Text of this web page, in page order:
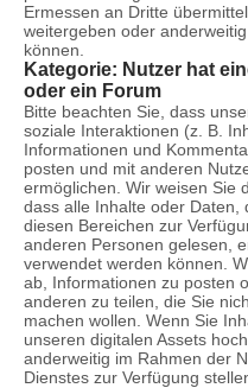
Ermessen an Dritte
weitergeben oder
können.
Kategorie: Nutzer hat
oder ein Forum
Bitte beachten Sie, dass
soziale Interaktionen (z. B.
Informationen und
posten und mit anderen
ermöglichen. Wir weisen Sie
dass alle Inhalte oder Daten,
diesen Bereichen zur
anderen Personen gelesen,
verwendet werden können.
ab, Informationen zu posten
anderen zu teilen, die Sie
machen wollen. Wenn Sie
unseren digitalen Assets
anderweitig im Rahmen der
Dienstes zur Verfügung